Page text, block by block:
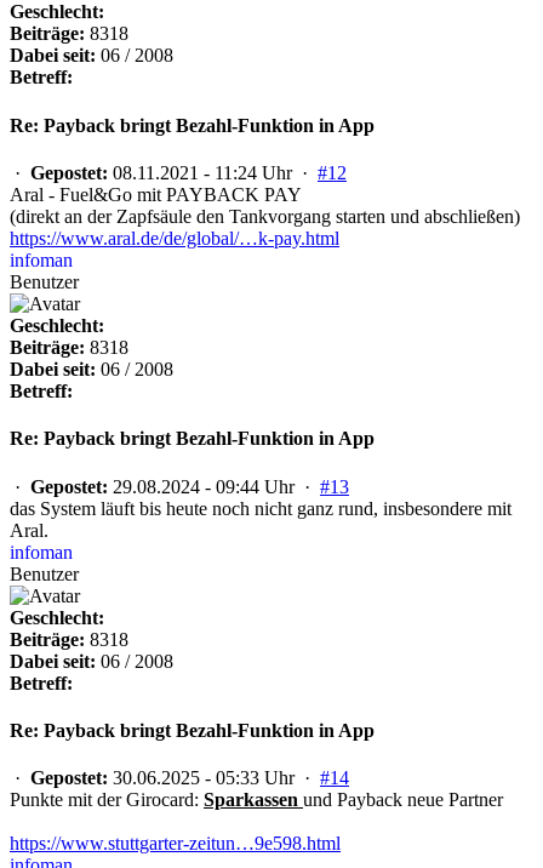
Geschlecht:
Beiträge: 8318
Dabei seit: 06 / 2008
Betreff:
Re: Payback bringt Bezahl-Funktion in App
· Gepostet: 08.11.2021 - 11:24 Uhr · #12
Aral - Fuel&Go mit PAYBACK PAY
(direkt an der Zapfsäule den Tankvorgang starten und abschließen)
https://www.aral.de/de/global/…k-pay.html
infoman
Benutzer
Geschlecht:
Beiträge: 8318
Dabei seit: 06 / 2008
Betreff:
Re: Payback bringt Bezahl-Funktion in App
· Gepostet: 29.08.2024 - 09:44 Uhr · #13
das System läuft bis heute noch nicht ganz rund, insbesondere mit
Aral.
infoman
Benutzer
Geschlecht:
Beiträge: 8318
Dabei seit: 06 / 2008
Betreff:
Re: Payback bringt Bezahl-Funktion in App
· Gepostet: 30.06.2025 - 05:33 Uhr · #14
Punkte mit der Girocard: Sparkassen und Payback neue Partner
https://www.stuttgarter-zeitun…9e598.html